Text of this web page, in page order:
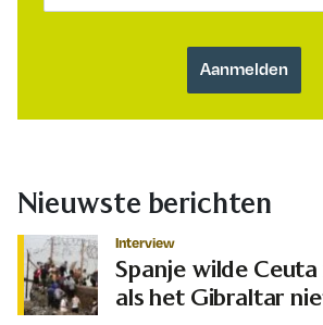
Nieuwste berichten
Interview
Spanje wilde
als het Gibraltar